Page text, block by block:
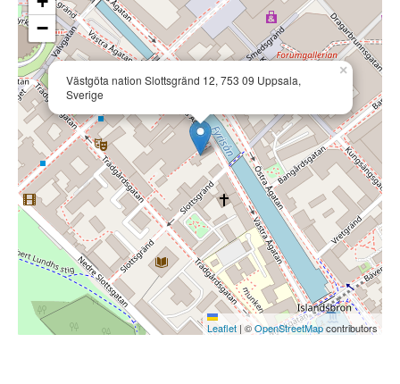
Västgöta nation Slottsgränd 12, 753 09 Uppsala,
Sverige
×
−
Leaflet | ©OpenStreetMapcontributors